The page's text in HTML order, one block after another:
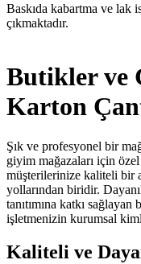
Baskıda kabartma ve lak
çıkmaktadır.
Butikler ve
Karton
Şık ve profesyonel bir
giyim mağazaları için
müşterilerinize kaliteli bir
yollarından biridir.
tanıtımına katkı
işletmenizin kurumsal
Kaliteli ve